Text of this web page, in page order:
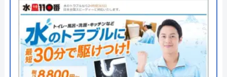
●支払い方法
現金、クレジットカード、コンビ
ニ後払い、QRコード決済
●累計実績
提携先は大手企業との法人契約多